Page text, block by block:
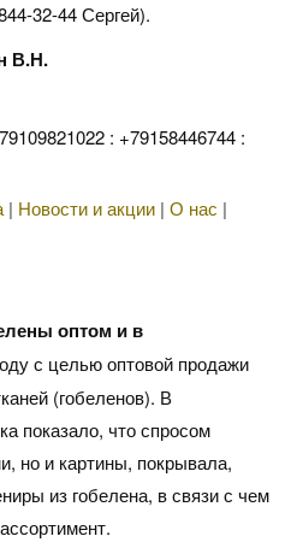
32-44 Сергей).
В.Н.
: +79158446744 :
| Новости и акции | О нас |
оптом и в
с целью оптовой продажи
(гобеленов). В
показало, что спросом
но и картины, покрывала,
из гобелена, в связи с чем